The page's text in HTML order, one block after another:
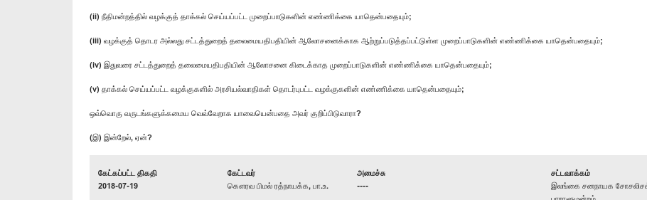
(ii) நீதிமன்றத்தில் வழக்குத் தாக்கல் செய்யப்பட்ட முறைப்பாடுகளின் எண்ணிக்கை யாதென்பதையும்;
(iii) வழக்குத் தொடர அல்லது சட்டத்துறைத் தலைமையதிபதியின் ஆலோசனைக்காக ஆற்றுப்படுத்தப்பட்டுள்ள முறைப்பாடுகளின் எண்ணிக்கை யாதென்பதையும்;
(iv) இதுவரை சட்டத்துறைத் தலைமையதிபதியின் ஆலோசனை கிடைக்காத முறைப்பாடுகளின் எண்ணிக்கை யாதென்பதையும்;
(v) தாக்கல் செய்யப்பட்ட வழக்குகளில் அரசியல்வாதிகள் தொடர்புபட்ட வழக்குகளின் எண்ணிக்கை யாதென்பதையும்;
ஒவ்வொரு வருடங்களுக்கமைய வெவ்வேறாக யாவையென்பதை அவர் குறிப்பிடுவாரா?
(இ) இன்றேல், ஏன்?
கேட்கப்பட்ட திகதி
2018-07-19
கேட்டவர்
கௌரவ பிமல் ரத்நாயக்க, பா.உ.
அமைச்சு
----
சட்டவாக்கம்
இலங்கை சனநாயக சோசலிசக்